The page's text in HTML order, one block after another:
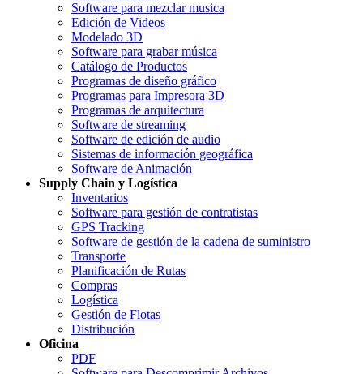
Software para mezclar musica
Edición de Videos
Modelado 3D
Software para grabar música
Catálogo de Productos
Programas de diseño gráfico
Programas para Impresora 3D
Programas de arquitectura
Software de streaming
Software de edición de audio
Sistemas de información geográfica
Software de Animación
Supply Chain y Logística
Inventarios
Software para gestión de contratistas
GPS Tracking
Software de gestión de la cadena de suministro
Transporte
Planificación de Rutas
Compras
Logística
Gestión de Flotas
Distribución
Oficina
PDF